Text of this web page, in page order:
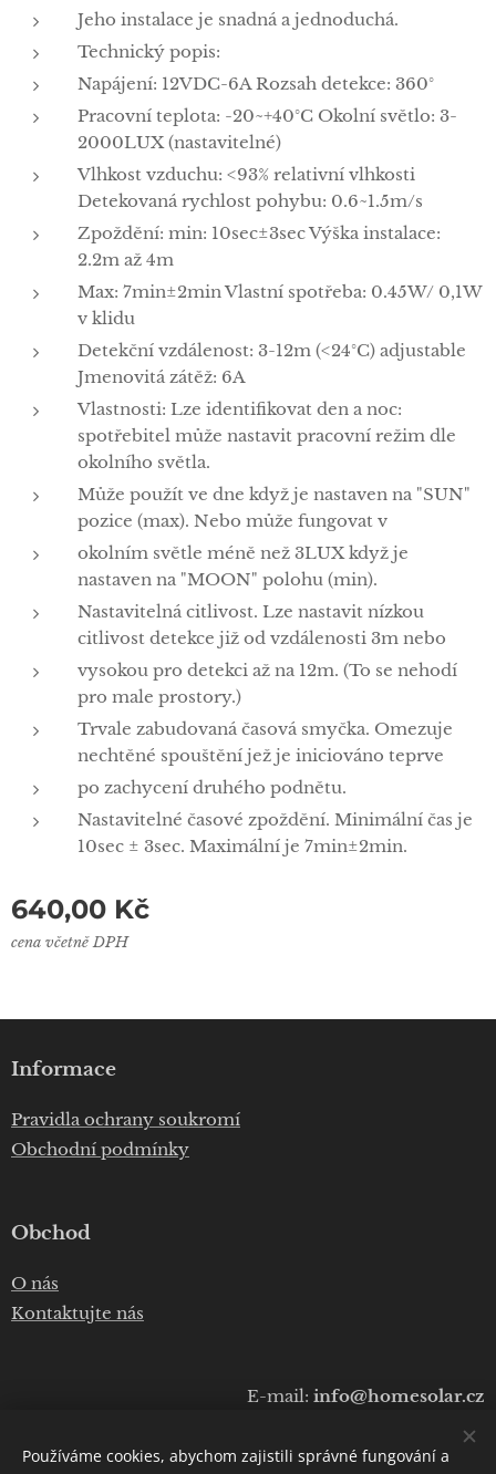
Jeho instalace je snadná a jednoduchá.
Technický popis:
Napájení: 12VDC-6A Rozsah detekce: 360°
Pracovní teplota: -20~+40°C Okolní světlo: 3-
2000LUX (nastavitelné)
Vlhkost vzduchu: <93% relativní vlhkosti
Detekovaná rychlost pohybu: 0.6~1.5m/s
Zpoždění: min: 10sec±3sec Výška instalace:
2.2m až 4m
Max: 7min±2min Vlastní spotřeba: 0.45W/ 0,1W
v klidu
Detekční vzdálenost: 3-12m (<24°C) adjustable
Jmenovitá zátěž: 6A
Vlastnosti: Lze identifikovat den a noc:
spotřebitel může nastavit pracovní režim dle
okolního světla.
Může použít ve dne když je nastaven na "SUN"
pozice (max). Nebo může fungovat v
okolním světle méně než 3LUX když je
nastaven na "MOON" polohu (min).
Nastavitelná citlivost. Lze nastavit nízkou
citlivost detekce již od vzdálenosti 3m nebo
vysokou pro detekci až na 12m. (To se nehodí
pro male prostory.)
Trvale zabudovaná časová smyčka. Omezuje
nechtěné spouštění jež je iniciováno teprve
po zachycení druhého podnětu.
Nastavitelné časové zpoždění. Minimální čas je
10sec ± 3sec. Maximální je 7min±2min.
640,00 Kč
cena včetně DPH
Informace
Pravidla ochrany soukromí
Obchodní podmínky
Obchod
O nás
Kontaktujte nás
E-mail: info@homesolar.cz
+420 777 075 010
Copyright © 2020 Luboš Prokop
Používáme cookies, abychom zajistili správné fungování a